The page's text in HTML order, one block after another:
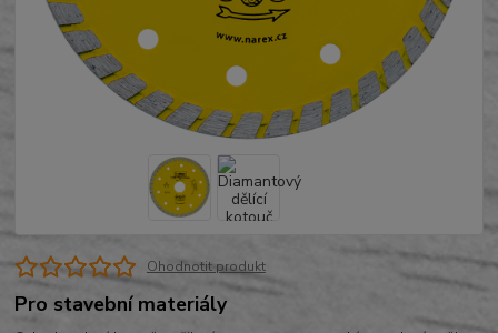
Ohodnotit produkt
Pro stavební materiály